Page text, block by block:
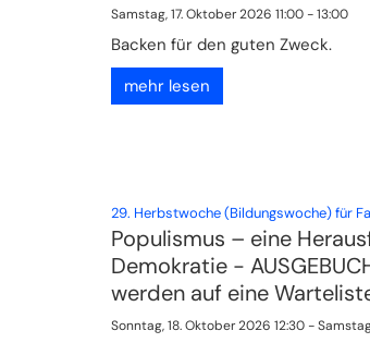
Samstag, 17. Oktober 2026 11:00 - 13:00
Backen für den guten Zweck.
mehr lesen
29. Herbstwoche (Bildungswoche) für
Populismus – eine
Demokratie -
werden auf eine
Sonntag, 18. Oktober 2026 12:30 -